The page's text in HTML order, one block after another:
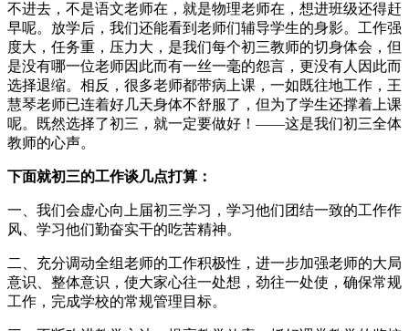
不进去，不是语文老师在，就是物理老师在，想进班级还得赶
早呢。放学后，我们还能看到老师们辅导学生的身影。工作强
度大，任务重，压力大，是我们每个初三教师的切身体会，但
是没有哪一位老师因此而有一丝一毫的怨言，更没有人因此而
选择退缩。相反，很多老师都带病上课，一如既往地工作，王
慧琴老师已连着好几天身体不舒服了，但为了学生还撑着上课
呢。既然选择了初三，就一定要做好！——这是我们初三全体
教师的心声。
下面就初三的工作谈几点打算：
一、我们会虚心向上届初三学习，学习他们团结一致的工作作
风、学习他们勤奋实干的吃苦精神。
二、充分调动全组老师的工作积极性，进一步加强老师的大局
意识、整体意识，使大家心往一处想，劲往一处使，确保常规
工作，完成学校的常规管理目标。